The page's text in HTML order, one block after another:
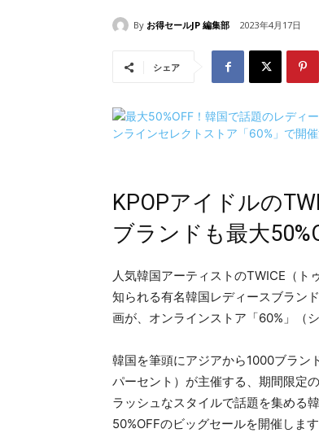
By お得セールJP 編集部 2023年4月17日
シェア
KPOPアイドルの
ブランドも最大
人気韓国アーティストのTWICE（ト
知られる有名韓国レディースブラン
画が、オンラインストア「60%」（
韓国を筆頭にアジアから1000ブラン
パーセント）が主催する、期間限定
ラッシュなスタイルで話題を集める
50%OFFのビッグセールを開催します